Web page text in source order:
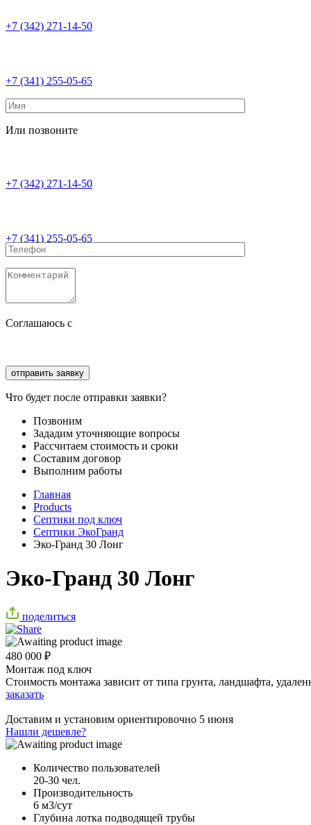
+7 (342) 271-14-50
+7 (341) 255-05-65
Или позвоните
+7 (342) 271-14-50
+7 (341) 255-05-65
Соглашаюсь с
Что будет после отправки заявки?
Позвоним
Зададим уточняющие вопросы
Рассчитаем стоимость и сроки
Составим договор
Выполним работы
Главная
Products
Септики под ключ
Септики ЭкоГранд
Эко-Гранд 30 Лонг
Эко-Гранд 30 Лонг
поделиться
480 000 ₽
Монтаж под ключ
Стоимость монтажа зависит от типа грунта, ландшафта,
заказать
Доставим и установим ориентировочно 5 июня
Нашли дешевле?
Количество пользователей
20-30 чел.
Производительность
6 м3/сут
Глубина лотка подводящей трубы